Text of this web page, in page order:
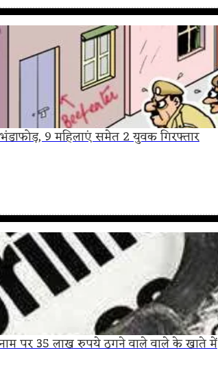
9 महिलाएं समेत 2 युवक गिरफ्तार
पर 35 लाख रुपये ठगने वाले वाले के खाते में